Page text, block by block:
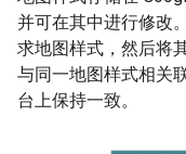
并可在其中进行修改
求地图样式，然后将
与同一地图样式相关
台上保持一致。